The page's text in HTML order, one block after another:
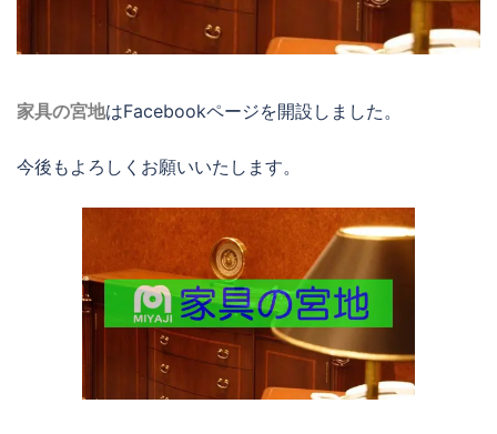
家具の宮地はFacebookページを開設しました。
今後もよろしくお願いいたします。